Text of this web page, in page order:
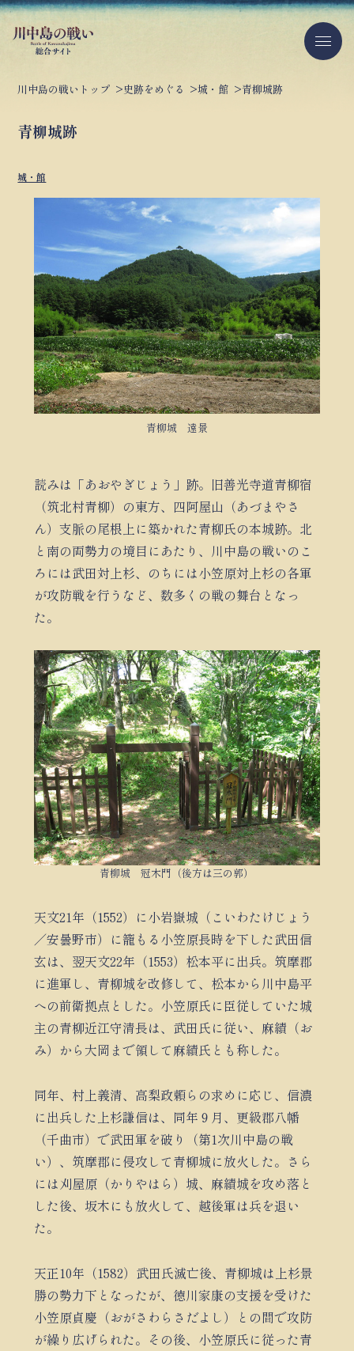
川中島の戦いトップ 史跡をめぐる 城・館 青柳城跡
青柳城跡
城・館
青柳城 遠景
読みは「あおやぎじょう」跡。旧善光寺道青柳宿
（筑北村青柳）の東方、四阿屋山（あづまやさ
ん）支脈の尾根上に築かれた青柳氏の本城跡。北
と南の両勢力の境目にあたり、川中島の戦いのこ
ろには武田対上杉、のちには小笠原対上杉の各軍
が攻防戦を行うなど、数多くの戦の舞台となっ
た。
青柳城 冠木門（後方は三の郭）
天文21年（1552）に小岩嶽城（こいわたけじょう
／安曇野市）に籠もる小笠原長時を下した武田信
玄は、翌天文22年（1553）松本平に出兵。筑摩郡
に進軍し、青柳城を改修して、松本から川中島平
への前衛拠点とした。小笠原氏に臣従していた城
主の青柳近江守清長は、武田氏に従い、麻績（お
み）から大岡まで領して麻績氏とも称した。
同年、村上義清、高梨政頼らの求めに応じ、信濃
に出兵した上杉謙信は、同年９月、更級郡八幡
（千曲市）で武田軍を破り（第1次川中島の戦
い）、筑摩郡に侵攻して青柳城に放火した。さら
には刈屋原（かりやはら）城、麻績城を攻め落と
した後、坂木にも放火して、越後軍は兵を退い
た。
天正10年（1582）武田氏滅亡後、青柳城は上杉景
勝の勢力下となったが、徳川家康の支援を受けた
小笠原貞慶（おがさわらさだよし）との間で攻防
が繰り広げられた。その後、小笠原氏に従った青